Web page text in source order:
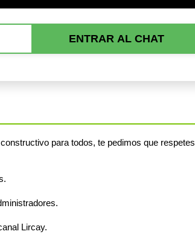
ENTRAR AL CHAT
para todos, te pedimos que respetes
Lircay.